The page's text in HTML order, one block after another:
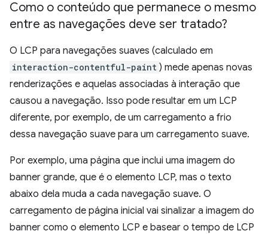
Como o conteúdo que permanece o mesmo
entre as navegações deve ser tratado?
O LCP para navegações suaves (calculado em
interaction-contentful-paint ) mede apenas novas
renderizações e aquelas associadas à interação que
causou a navegação. Isso pode resultar em um LCP
diferente, por exemplo, de um carregamento a frio
dessa navegação suave para um carregamento suave.
Por exemplo, uma página que inclui uma imagem do
banner grande, que é o elemento LCP, mas o texto
abaixo dela muda a cada navegação suave. O
carregamento de página inicial vai sinalizar a imagem do
banner como o elemento LCP e basear o tempo de LCP